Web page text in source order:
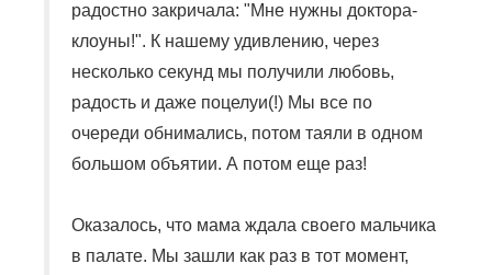
радостно закричала: "Мне нужны доктора-
клоуны!". К нашему удивлению, через
несколько секунд мы получили любовь,
радость и даже поцелуи(!) Мы все по
очереди обнимались, потом таяли в одном
большом объятии. А потом еще раз!
Оказалось, что мама ждала своего мальчика
в палате. Мы зашли как раз в тот момент,